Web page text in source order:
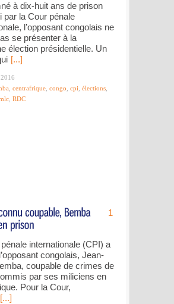
à dix-huit ans de prison
par la Cour pénale
l’opposant congolais ne
se présenter à la
élection présidentielle. Un
[...]
centrafrique congo cpi élections
RDC
1
internationale (CPI) a
congolais, Jean-
coupable de crimes de
par ses miliciens en
Pour la Cour,
[...]